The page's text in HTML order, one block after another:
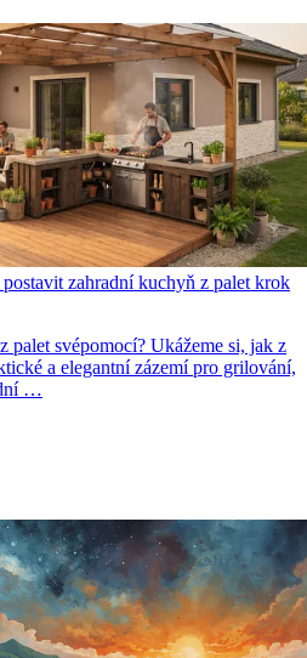
zahradní kuchyň z palet krok
palet svépomocí? Ukážeme si, jak z
a elegantní zázemí pro grilování,
…